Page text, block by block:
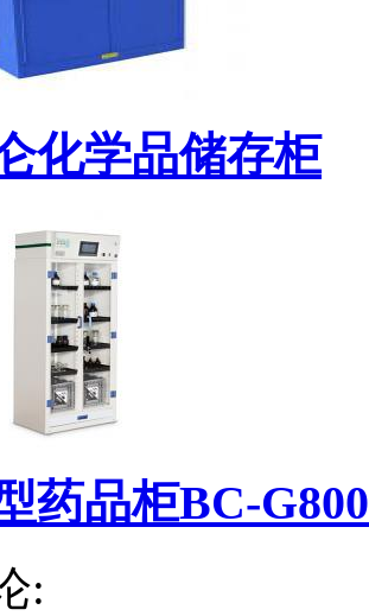
化学品储存柜
药品柜BC-G800
: